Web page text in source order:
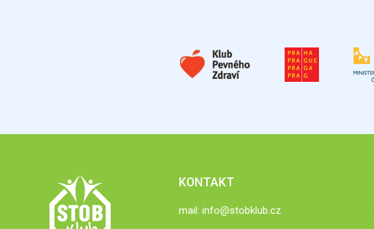
KONTAKT
mail: info@stobklub.cz